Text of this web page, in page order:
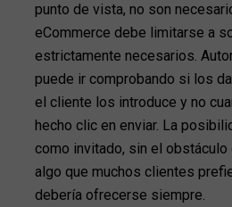
punto de vista, no son
eCommerce debe limitarse a
estrictamente necesarios.
puede ir comprobando si los
el cliente los introduce y no
hecho clic en enviar. La
como invitado, sin el
algo que muchos clientes
debería ofrecerse siempre.